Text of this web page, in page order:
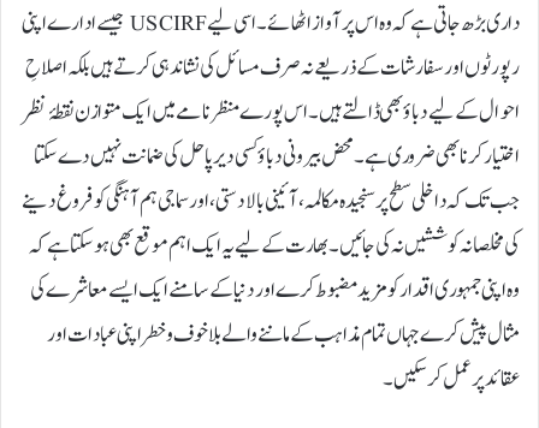
داری بڑھ جاتی ہے کہ وہ اس پر آواز اٹھائے۔ اسی لیے USCIRF جیسے ادارے اپنی
رپورٹوں اور سفارشات کے ذریعے نہ صرف مسائل کی نشاندہی کرتے ہیں بلکہ اصلاحِ
احوال کے لیے دباؤ بھی ڈالتے ہیں۔ اس پورے منظرنامے میں ایک متوازن نقطۂ نظر
اختیار کرنا بھی ضروری ہے۔ محض بیرونی دباؤ کسی دیرپا حل کی ضمانت نہیں دے سکتا
جب تک کہ داخلی سطح پر سنجیدہ مکالمہ، آئینی بالادستی، اور سماجی ہم آہنگی کو فروغ دینے
کی مخلصانہ کوششیں نہ کی جائیں۔ بھارت کے لیے یہ ایک اہم موقع بھی ہو سکتا ہے کہ
وہ اپنی جمہوری اقدار کو مزید مضبوط کرے اور دنیا کے سامنے ایک ایسے معاشرے کی
مثال پیش کرے جہاں تمام مذاہب کے ماننے والے بلا خوف و خطر اپنی عبادات اور
عقائد پر عمل کر سکیں۔